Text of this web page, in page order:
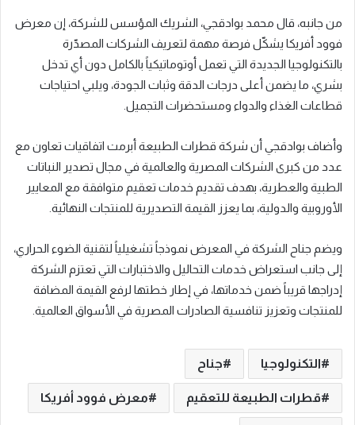
من جانبه، قال محمد بوادقجي، الشريك المؤسس للشركة، إن معرض
فوود أفريكا يشكّل فرصة مهمة لتعريف الشركات المصدّرة
بالتكنولوجيا الجديدة التي تعمل أوتوماتيكياً بالكامل دون أي تدخل
بشري، ما يضمن أعلى درجات الدقة وثبات الجودة، ويلبي احتياجات
قطاعات الغذاء والدواء ومستحضرات التجميل.
وأضاف بوادقجي أن شركة قطرات الطبيعة أبرمت اتفاقيات تعاون مع
عدد من كبرى الشركات المصرية والعالمية في مجال تصدير النباتات
الطبية والعطرية، بهدف تقديم خدمات تعقيم متوافقة مع المعايير
الأوروبية والدولية، بما يعزز القيمة التصديرية للمنتجات النهائية.
ويضم جناح الشركة في المعرض نموذجاً تشغيلياً لتقنية الضوء الحراري،
إلى جانب استعراض خدمات التحاليل والاختبارات التي تعتزم الشركة
إدراجها قريباً ضمن خدماتها، في إطار خطتها لرفع القيمة المضافة
للمنتجات وتعزيز تنافسية الصادرات المصرية في الأسواق العالمية.
التكنولوجيا جناح
قطرات الطبيعة للتعقيم معرض فوود أفريكا